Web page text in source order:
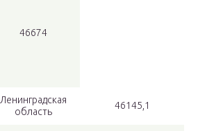
46674
Ленинградская
область
46145,1